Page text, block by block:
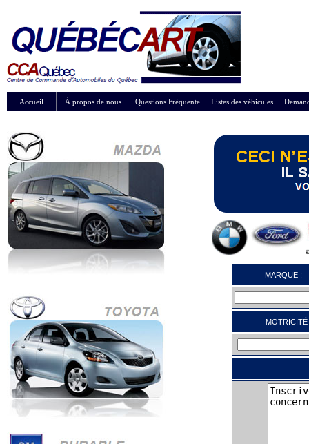
Accueil À propos de nous Questions Fréquente Listes des véhicules
MARQUE :
MOTRICITÉ